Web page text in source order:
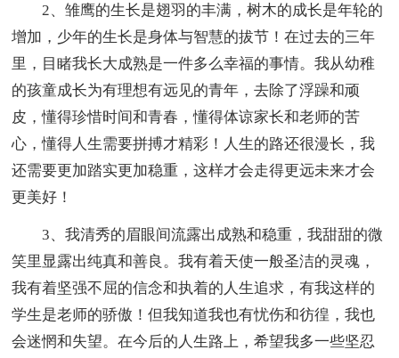
2、雏鹰的生长是翅羽的丰满，树木的成长是年轮的
增加，少年的生长是身体与智慧的拔节！在过去的三年
里，目睹我长大成熟是一件多么幸福的事情。我从幼稚
的孩童成长为有理想有远见的青年，去除了浮躁和顽
皮，懂得珍惜时间和青春，懂得体谅家长和老师的苦
心，懂得人生需要拼搏才精彩！人生的路还很漫长，我
还需要更加踏实更加稳重，这样才会走得更远未来才会
更美好！
3、我清秀的眉眼间流露出成熟和稳重，我甜甜的微
笑里显露出纯真和善良。我有着天使一般圣洁的灵魂，
我有着坚强不屈的信念和执着的人生追求，有我这样的
学生是老师的骄傲！但我知道我也有忧伤和彷徨，我也
会迷惘和失望。在今后的人生路上，希望我多一些坚忍